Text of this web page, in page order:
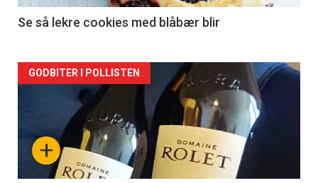
2
Se så lekre cookies med blåbær blir
Forsiden
akkurat
nå+
GODBITER I POLLISTEN